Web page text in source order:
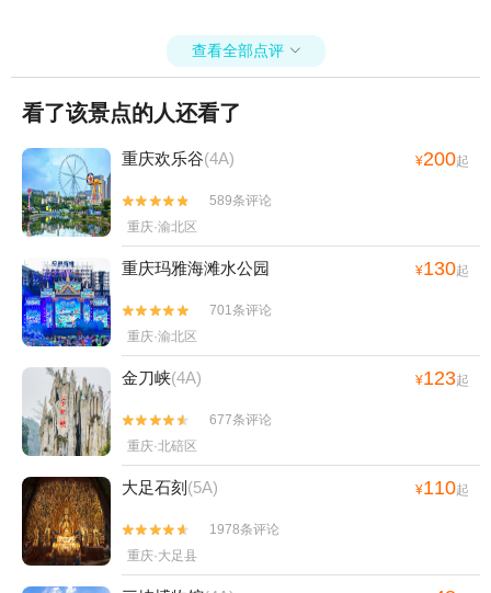
查看全部点评 
看了该景点的人还看了
重庆欢乐谷(4A) ¥200起


589条评论
重庆·渝北区
重庆玛雅海滩水公园 ¥130起


701条评论
重庆·渝北区
金刀峡(4A) ¥123起


677条评论
重庆·北碚区
大足石刻 (5A) ¥110起


1978条评论
重庆·大足县